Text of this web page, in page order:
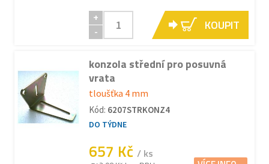
+
-
KOUPIT
konzola střední pro posuvná
vrata
tloušťka 4 mm
Kód: 6207STRKONZ4
DO TÝDNE
657 Kč / ks